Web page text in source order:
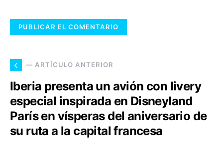
— ARTÍCULO ANTERIOR
Iberia presenta un avión con livery
especial inspirada en Disneyland
París en vísperas del aniversario de
su ruta a la capital francesa